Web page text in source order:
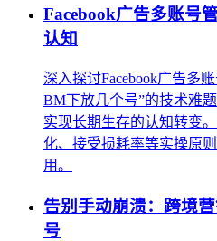
Facebook广告多账号
认知
深入探讨Facebook广告多
BM下放几个号”的技术难
实现长期生存的认知转变
化、接受损耗率等实操原
用。
告别手动崩溃：跨境
号